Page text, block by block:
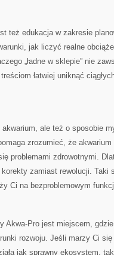
też edukacja w zakresie
jak liczyć realne
„ładne w sklepie” nie
łatwiej uniknąć
ale też o sposobie
zrozumieć, że
problemami zdrowotnymi.
zamiast rewolucji. Taki
Ci na bezproblemowym
Akwa-Pro jest miejscem,
rozwoju. Jeśli marzy Ci
jak sprawny ekosystem,